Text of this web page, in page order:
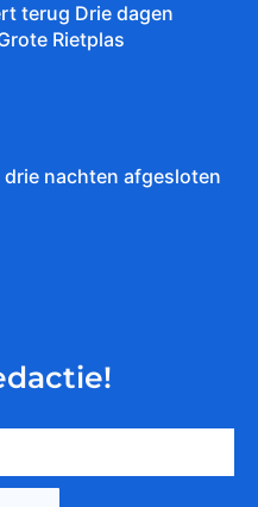
terug Drie dagen
Rietplas
nachten afgesloten